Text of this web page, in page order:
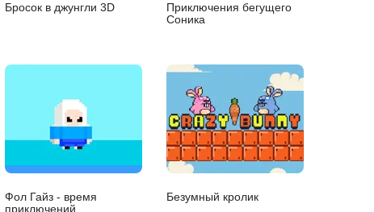
Бросок в джунгли 3D
Приключения бегущего
Соника
Фол Гайз - время
приключений
Безумный кролик